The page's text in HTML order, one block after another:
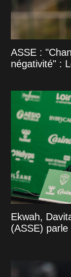
ASSE :
négativité" :
Ekwah,
(ASSE)